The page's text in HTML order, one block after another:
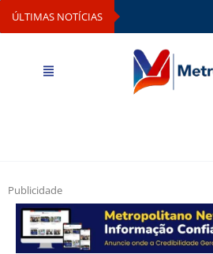
ÚLTIMAS NOTÍCIAS
Publicidade